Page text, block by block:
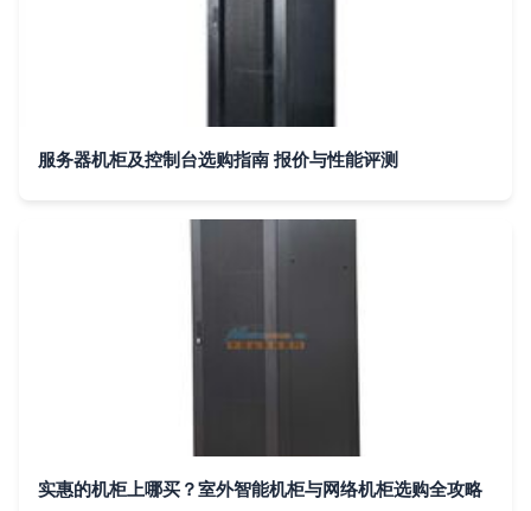
服务器机柜及控制台选购指南 报价与性能评测
实惠的机柜上哪买？室外智能机柜与网络机柜选购全攻略